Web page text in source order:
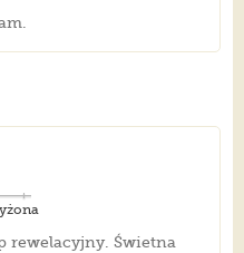
rewelacyjny. Świetna